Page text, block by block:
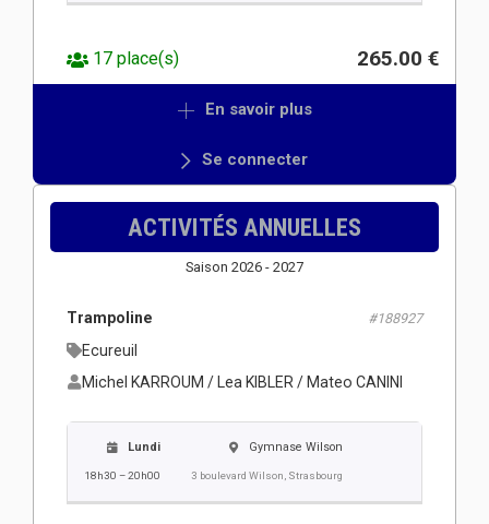
17 place(s) 265.00 €
En savoir plus
Se connecter
ACTIVITÉS ANNUELLES
Saison 2026 - 2027
Trampoline #188927
Ecureuil
Michel KARROUM / Lea KIBLER / Mateo CANINI
Lundi
18h30 – 20h00
Gymnase Wilson
3 boulevard Wilson, Strasbourg